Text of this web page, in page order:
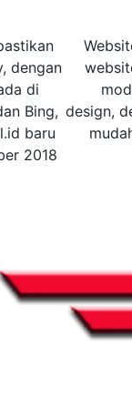
dengan
di
Bing,
baru
2018
design,